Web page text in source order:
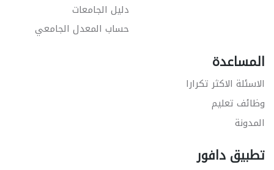
دليل الجامعات
حساب المعدل الجامعي
المساعدة
الاسئلة الاكثر تكرارا
وظائف تعليم
المدونة
تطبيق دافور